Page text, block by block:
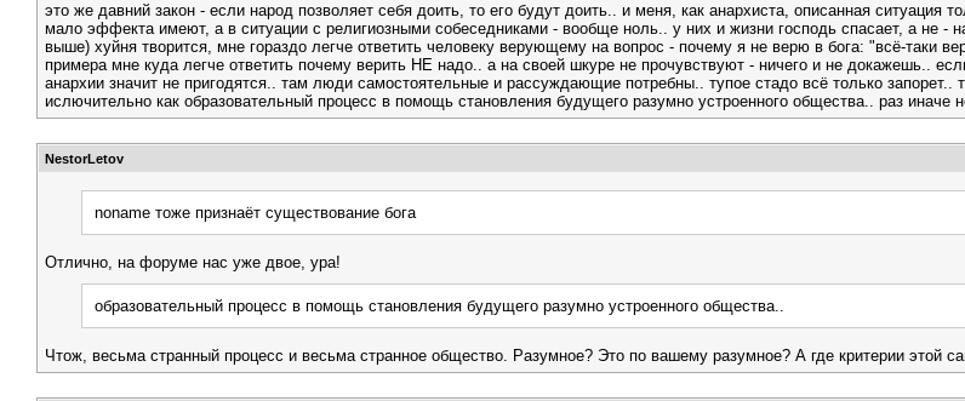
это же давний закон - если народ позволяет себя доить, то его будут доить.. и меня, как анархиста, описанная
мало эффекта имеют, а в ситуации с религиозными собеседниками - вообще ноль.. у них и жизни господь спасает, а не -
выше) хуйня творится, мне гораздо легче ответить человеку верующему на вопрос - почему я не верю в бога: "всё-таки
примера мне куда легче ответить почему верить НЕ надо.. а на своей шкуре не прочувствуют - ничего и не докажешь..
анархии значит не пригодятся.. там люди самостоятельные и рассуждающие потребны.. тупое стадо всё только запорет..
ислючительно как образовательный процесс в помощь становления будущего разумно устроенного общества.. раз иначе
NestorLetov
noname тоже признаёт существование бога
Отлично, на форуме нас уже двое, ура!
образовательный процесс в помощь становления будущего разумно устроенного общества..
Чтож, весьма странный процесс и весьма странное общество. Разумное? Это по вашему разумное? А где критерии этой